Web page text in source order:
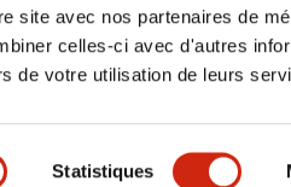
site avec nos partenaires de
celles-ci avec d'autres
de votre utilisation de leurs
Statistiques
CLÉS SPÉCIFICATIONS